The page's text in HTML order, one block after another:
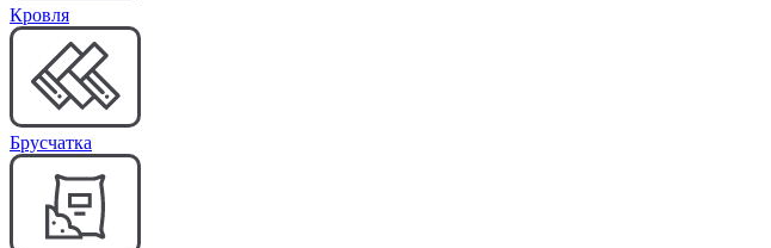
Кровля
Брусчатка